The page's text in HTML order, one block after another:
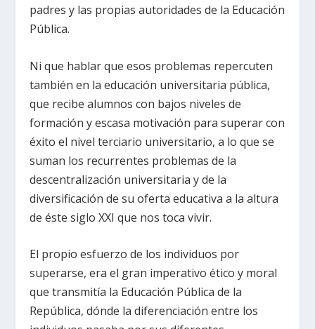
padres y las propias autoridades de la Educación
Pública.
Ni que hablar que esos problemas repercuten
también en la educación universitaria pública,
que recibe alumnos con bajos niveles de
formación y escasa motivación para superar con
éxito el nivel terciario universitario, a lo que se
suman los recurrentes problemas de la
descentralización universitaria y de la
diversificación de su oferta educativa a la altura
de éste siglo XXI que nos toca vivir.
El propio esfuerzo de los individuos por
superarse, era el gran imperativo ético y moral
que transmitía la Educación Pública de la
República, dónde la diferenciación entre los